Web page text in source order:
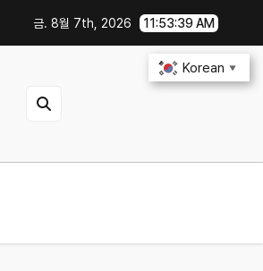
는 현실적인 방법 iOS 27·Android 17 최
금. 8월 7th, 2026 11:53:40 AM
Korean ▼